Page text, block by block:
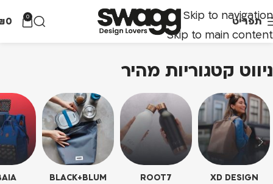
Skip to navigation
Skip to main content
תפריט 0
0
ניווט קטגוריות מהיר
XD DESIGN
ROOT7
BLACK+BLUM